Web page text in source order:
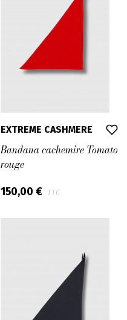
EXTREME CASHMERE
Bandana cachemire Tomato
rouge
150,00 € TTC